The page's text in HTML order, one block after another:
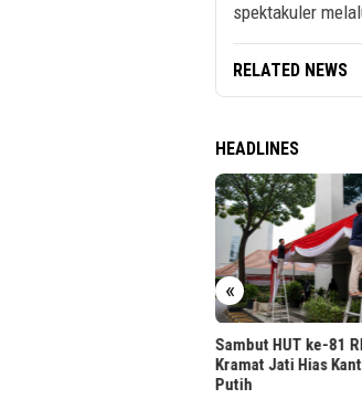
spektakuler
RELATED NEWS
HEADLINES
«
Sambut HUT ke-81
Kramat Jati Hias
Putih